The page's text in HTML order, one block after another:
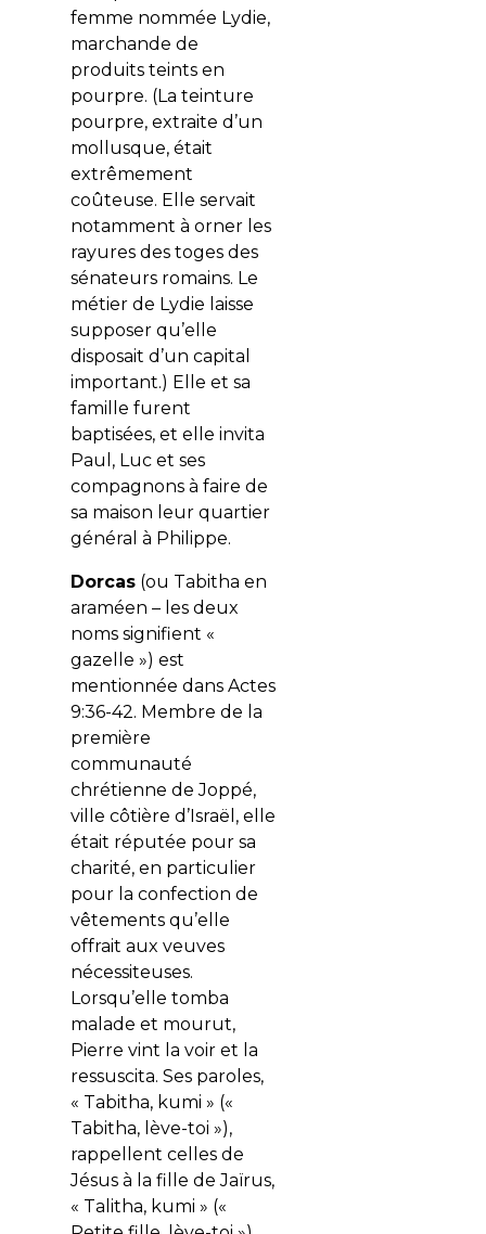
femme nommée Lydie,
marchande de
produits teints en
pourpre. (La teinture
pourpre, extraite d’un
mollusque, était
extrêmement
coûteuse. Elle servait
notamment à orner les
rayures des toges des
sénateurs romains. Le
métier de Lydie laisse
supposer qu’elle
disposait d’un capital
important.) Elle et sa
famille furent
baptisées, et elle invita
Paul, Luc et ses
compagnons à faire de
sa maison leur quartier
général à Philippe.
Dorcas(ou Tabitha en
araméen – les deux
noms signifient «
gazelle ») est
mentionnée dans Actes
9:36-42. Membre de la
première
communauté
chrétienne de Joppé,
ville côtière d’Israël, elle
était réputée pour sa
charité, en particulier
pour la confection de
vêtements qu’elle
offrait aux veuves
nécessiteuses.
Lorsqu’elle tomba
malade et mourut,
Pierre vint la voir et la
ressuscita. Ses paroles,
« Tabitha, kumi » («
Tabitha, lève-toi »),
rappellent celles de
Jésus à la fille de Jaïrus,
« Talitha, kumi » («